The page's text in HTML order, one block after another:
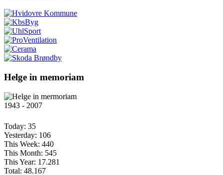
Helge in memoriam
1943 - 2007
Today: 35
Yesterday: 106
This Week: 440
This Month: 545
This Year: 17.281
Total: 48.167